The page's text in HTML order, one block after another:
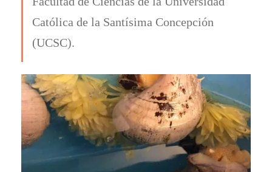
Católica de la Santísima Concepción
(UCSC).